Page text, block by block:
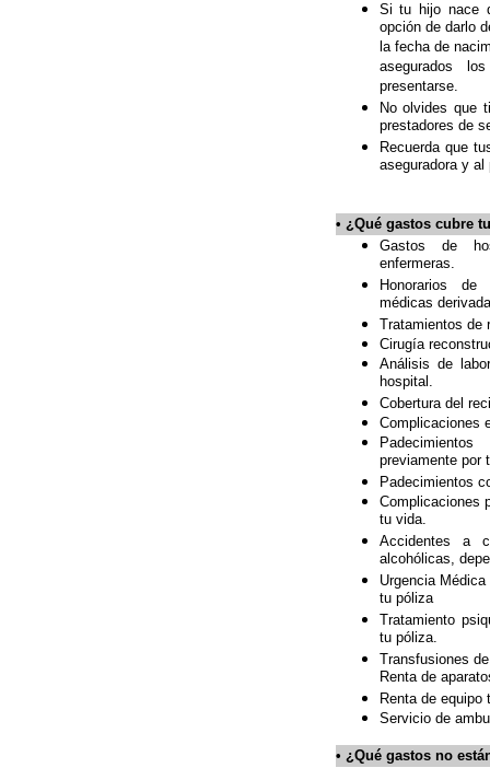
Si tu hijo nace
opción de darlo
la fecha de
asegurados
presentarse.
No olvides que
prestadores de
Recuerda que
aseguradora y
• ¿Qué gastos cubre
Gastos de
enfermeras.
Honorarios de
médicas
Tratamientos de
Cirugía
Análisis de
hospital.
Cobertura del
Complicaciones
previamente por
Padecimientos
Complicaciones
tu vida.
Accidentes a
alcohólicas,
Urgencia
tu póliza
Tratamiento
tu póliza.
Transfusiones
Renta de
Renta de
Servicio de
• ¿Qué gastos no